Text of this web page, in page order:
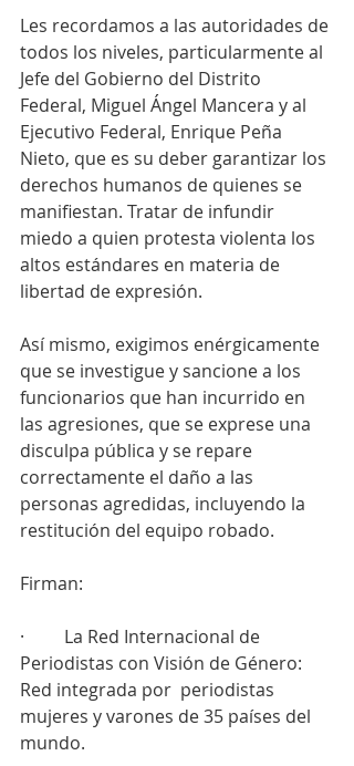
Les recordamos a las autoridades de
todos los niveles, particularmente al
Jefe del Gobierno del Distrito
Federal, Miguel Ángel Mancera y al
Ejecutivo Federal, Enrique Peña
Nieto, que es su deber garantizar los
derechos humanos de quienes se
manifiestan. Tratar de infundir
miedo a quien protesta violenta los
altos estándares en materia de
libertad de expresión.
Así mismo, exigimos enérgicamente
que se investigue y sancione a los
funcionarios que han incurrido en
las agresiones, que se exprese una
disculpa pública y se repare
correctamente el daño a las
personas agredidas, incluyendo la
restitución del equipo robado.
Firman:
·         La Red Internacional de
Periodistas con Visión de Género:
Red integrada por  periodistas
mujeres y varones de 35 países del
mundo.